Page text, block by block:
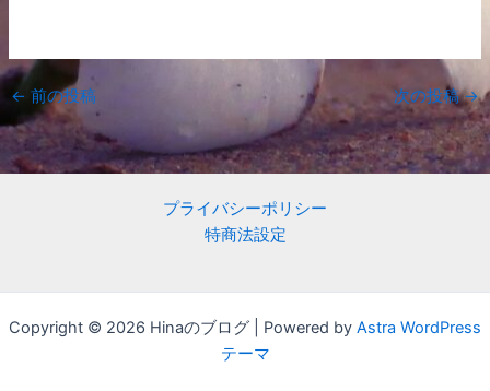
← 前の投稿 次の投稿→
プライバシーポリシー
特商法設定
Copyright © 2026 Hinaのブログ | Powered by Astra WordPress
テーマ